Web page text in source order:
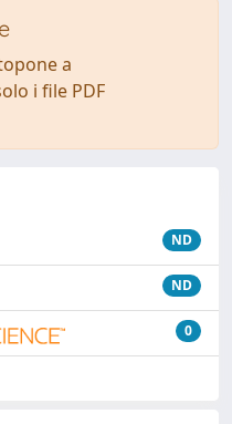
a
i file PDF
ND
ND
0